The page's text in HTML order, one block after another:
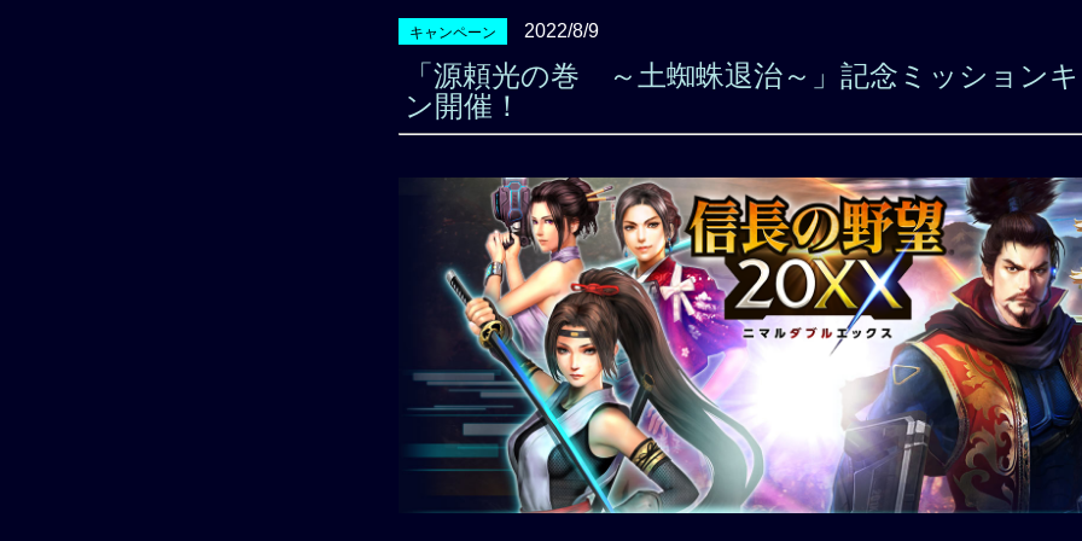
キャンペーン 2022/8/9
「源頼光の巻 ～土蜘蛛退治～」記念ミッション
ン開催！